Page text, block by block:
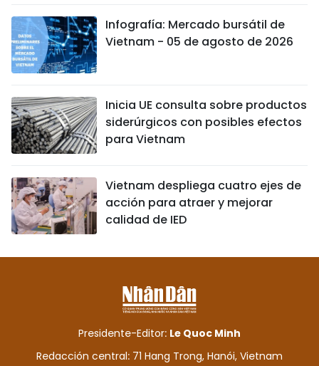
Infografía: Mercado bursátil de
Vietnam - 05 de agosto de 2026
Inicia UE consulta sobre productos
siderúrgicos con posibles efectos
para Vietnam
Vietnam despliega cuatro ejes de
acción para atraer y mejorar
calidad de IED
Presidente-Editor: Le Quoc Minh
Redacción central: 71 Hang Trong, Hanói, Vietnam